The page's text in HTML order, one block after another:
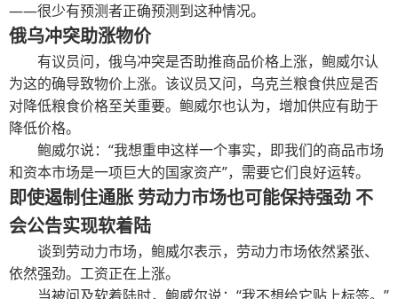
——很少有预测者正确预测到这种情况。
俄乌冲突助涨物价
有议员问，俄乌冲突是否助推商品价格上涨，鲍威尔认
为这的确导致物价上涨。该议员又问，乌克兰粮食供应是否
对降低粮食价格至关重要。鲍威尔也认为，增加供应有助于
降低价格。
鲍威尔说：“我想重申这样一个事实，即我们的商品市场
和资本市场是一项巨大的国家资产”，需要它们良好运转。
即使遏制住通胀 劳动力市场也可能保持强劲 不
会公告实现软着陆
谈到劳动力市场，鲍威尔表示，劳动力市场依然紧张、
依然强劲。工资正在上涨。